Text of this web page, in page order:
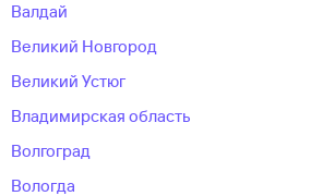
Валдай
Великий Новгород
Великий Устюг
Владимирская область
Волгоград
Вологда